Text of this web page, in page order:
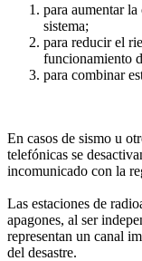
para aumentar
sistema;
para reducir el
funcionamiento
para combinar
En casos de sismo u
telefónicas se
incomunicado con la
Las estaciones de
apagones, al ser
representan un canal
del desastre.